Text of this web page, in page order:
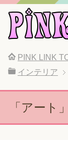
PINK LINK
インテリア
「アート